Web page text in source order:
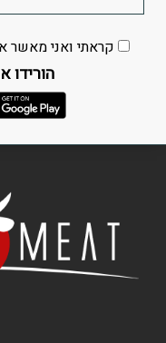
קראתי ואני מאשר
הורידו